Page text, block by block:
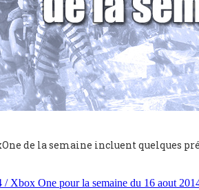
de la semaine incluent quelques
/ Xbox One pour la semaine du 16 aout